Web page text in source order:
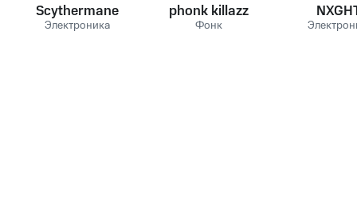
Scythermane
Электроника
phonk killazz
Фонк